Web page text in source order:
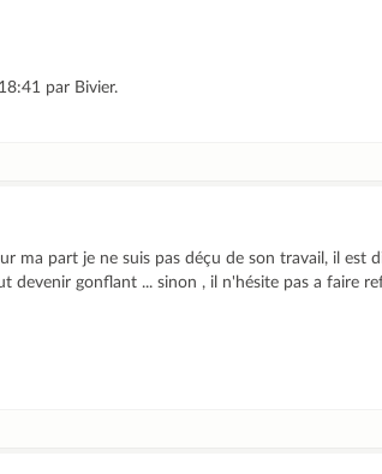
par Bivier.
ma part je ne suis pas déçu de son travail, il est
gonflant ... sinon , il n'hésite pas a faire